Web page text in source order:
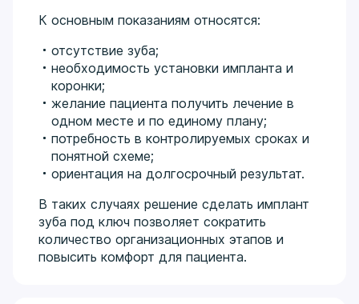
К основным показаниям относятся:
отсутствие зуба;
необходимость установки импланта и
коронки;
желание пациента получить лечение в
одном месте и по единому плану;
потребность в контролируемых сроках и
понятной схеме;
ориентация на долгосрочный результат.
В таких случаях решение сделать имплант
зуба под ключ позволяет сократить
количество организационных этапов и
повысить комфорт для пациента.